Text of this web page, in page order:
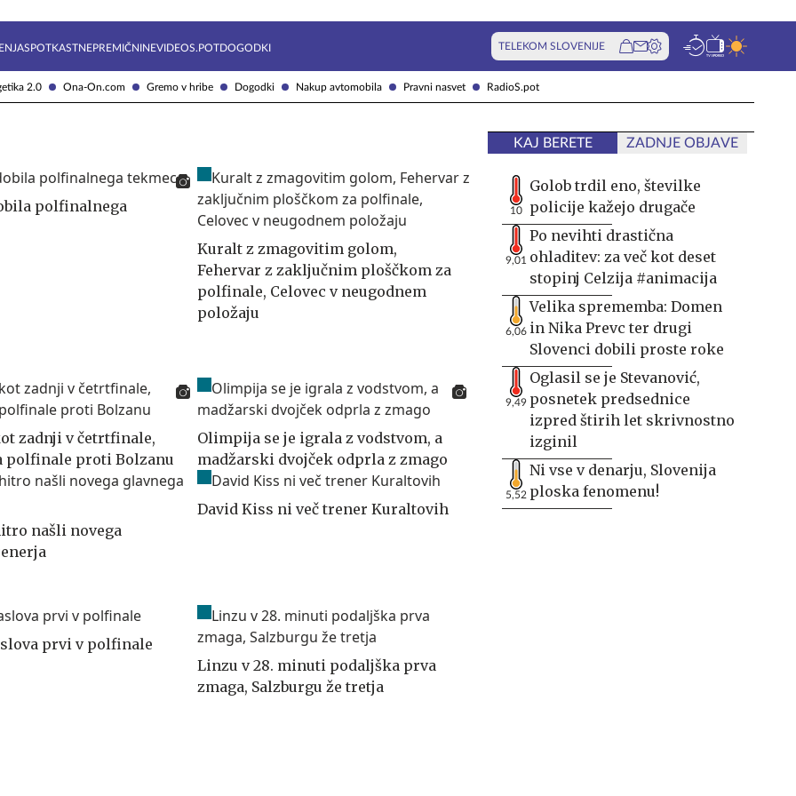
2.0 Ona-On.com Gremo v hribe Dogodki Nakup avtomobila Pravni nasvet RadioS.pot
SPOTKASTNEPREMIČNINEVIDEOS.POTDOGODKI TELEKOM SLOVENIJE
polfinalnega
Kuralt z zmagovitim golom,
Fehervar z zaključnim ploščkom za
polfinale, Celovec v neugodnem
položaju
zadnji v četrtfinale,
polfinale proti Bolzanu
Olimpija se je igrala z vodstvom, a
madžarski dvojček odprla z zmago
našli novega
David Kiss ni več trener Kuraltovih
prvi v polfinale
Linzu v 28. minuti podaljška prva
zmaga, Salzburgu že tretja
KAJ BERETE ZADNJE OBJAVE
10
Golob trdil eno, številke
policije kažejo drugače
9,01
Po nevihti drastična
ohladitev: za več kot deset
stopinj Celzija #animacija
6,06
Velika sprememba: Domen
in Nika Prevc ter drugi
Slovenci dobili proste roke
9,49
Oglasil se je Stevanović,
posnetek predsednice
izpred štirih let skrivnostno
izginil
5,52
Ni vse v denarju, Slovenija
ploska fenomenu!